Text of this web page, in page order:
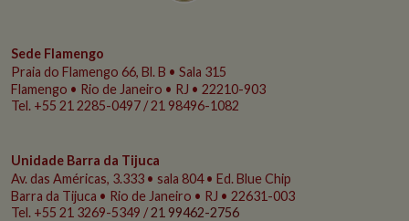
Sede Flamengo
Praia do Flamengo 66, Bl. B • Sala 315
Flamengo • Rio de Janeiro • RJ • 22210-903
Tel. +55 21 2285-0497 / 21 98496-1082
Unidade Barra da Tijuca
Av. das Américas, 3.333 • sala 804 • Ed. Blue Chip
Barra da Tijuca • Rio de Janeiro • RJ • 22631-003
Tel. +55 21 3269-5349 /21 99462-2756